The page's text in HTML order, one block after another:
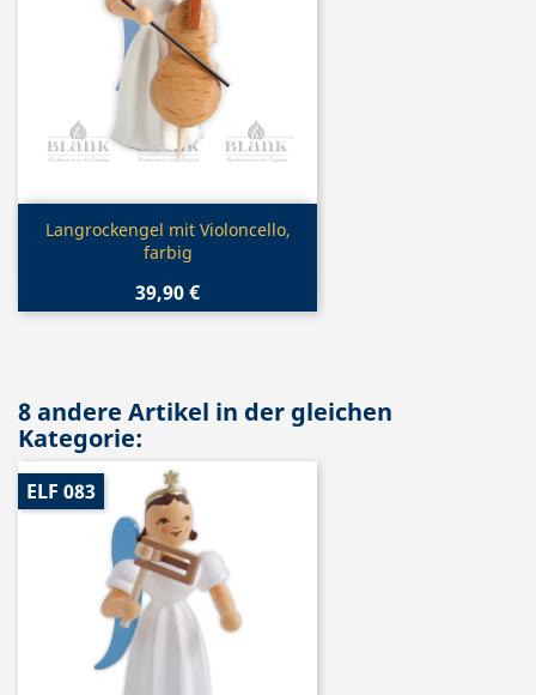
Vorschau
Langrockengel mit Violoncello,
farbig
39,90 €
8 andere Artikel in der gleichen
Kategorie:
ELF 083